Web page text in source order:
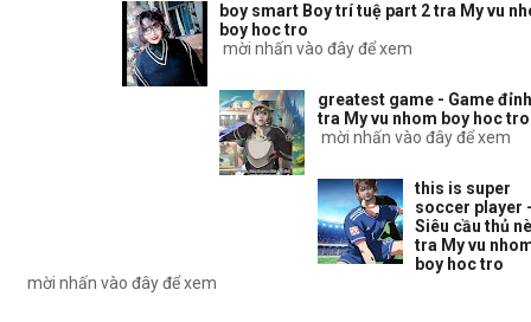
boy smart Boy trí tuệ part 2 tra My vu
boy hoc tro
mời nhấn vào đây để xem
greatest game - Game
tra My vu nhom boy hoc tro
mời nhấn vào đây để xem
this is super
soccer player
Siêu cầu thủ
tra My vu
boy hoc tro
mời nhấn vào đây để xem